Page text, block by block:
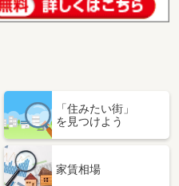
「住みたい街」
を見つけよう
家賃相場